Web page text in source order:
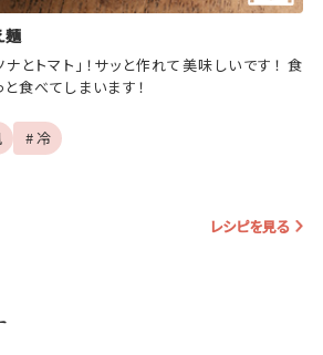
麺
とトマト」！サッと作れて美味しいです！ 食
食べてしまいます！
# 冷
レシピを見る